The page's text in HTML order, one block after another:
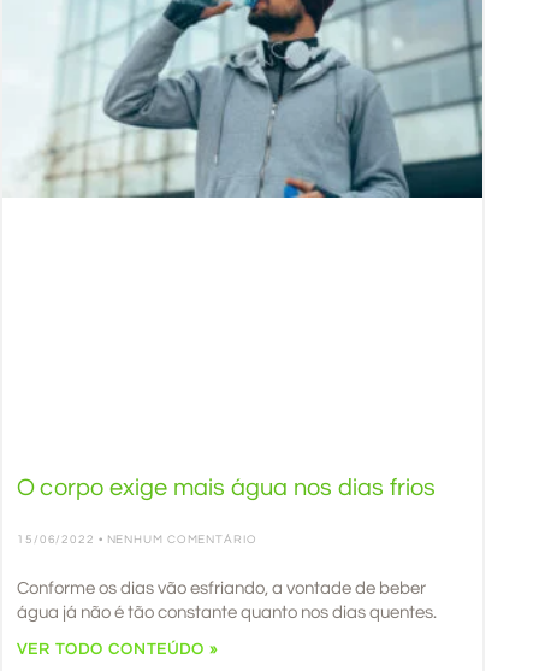
O corpo exige mais água nos dias frios
15/06/2022 NENHUM COMENTÁRIO
Conforme os dias vão esfriando, a vontade de beber
água já não é tão constante quanto nos dias quentes.
VER TODO CONTEÚDO »